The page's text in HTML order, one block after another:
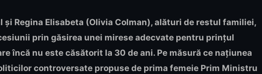
și Regina Elisabeta (Olivia Colman), alături de restul familiei,
prin găsirea unei mirese adecvate pentru prințul
încă nu este căsătorit la 30 de ani. Pe măsură ce națiunea
controversate propuse de prima femeie Prim Ministru